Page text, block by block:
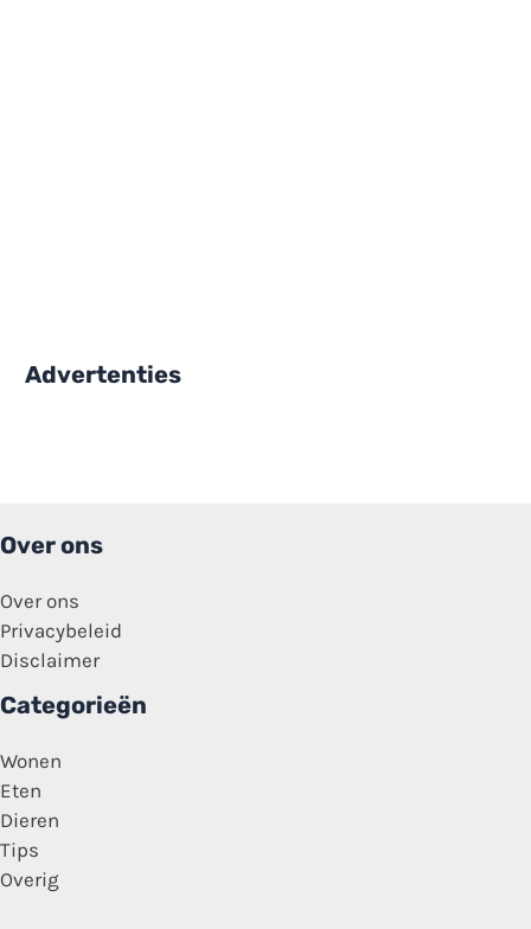
Advertenties
Over ons
Over ons
Privacybeleid
Disclaimer
Categorieën
Wonen
Eten
Dieren
Tips
Overig